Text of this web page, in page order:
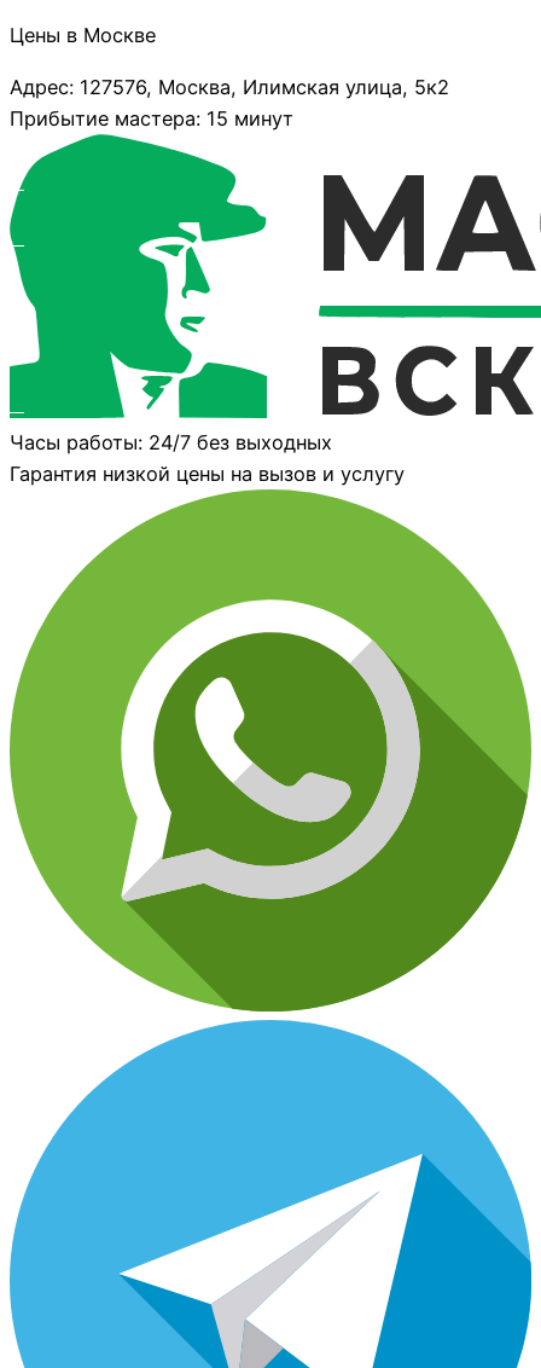
Цены в Москве
Адрес: 127576, Москва, Илимская улица, 5к2
Прибытие мастера: 15 минут
Часы работы: 24/7 без выходных
Гарантия низкой цены на вызов и услугу